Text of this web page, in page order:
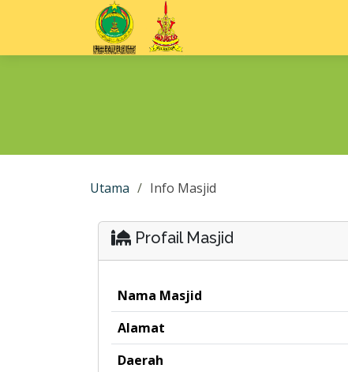
Utama Info Masjid
Profail Masjid
Nama Masjid
Alamat
Daerah